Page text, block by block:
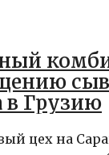
в Грузию
цех на